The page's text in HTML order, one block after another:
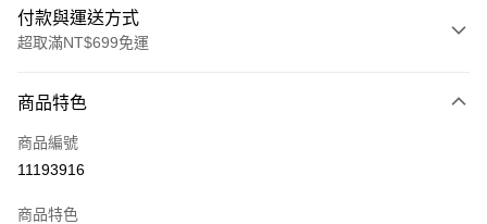
付款與運送方式
超取滿NT$699免運
信用卡一次付款
超商取貨付款
商品特色
商品編號
11193916
商品特色